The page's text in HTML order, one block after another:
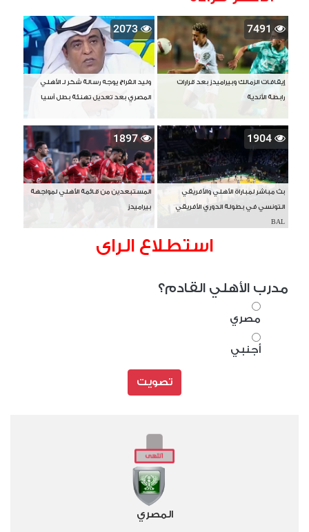
7491
إيقافات الزمالك وبيراميدز بعد قرارات
رابطة الأندية
2073
وليد الفراج يوجه رسالة شكر لـ الأهلي
المصري بعد تعديل تهنئة بطل آسيا
1904
بث مباشر لمباراة الأهلي والأفريقي
التونسي في بطولة الدوري الأفريقي
BAL
1897
المستبعدين من قائمة الأهلي لمواجهة
بيراميدز
استطلاع الراى
مدرب الأهلي القادم؟
مصري
أجنبي
تصويت
المصري